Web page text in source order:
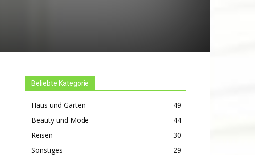
Beliebte Kategorie
Haus und Garten
49
Beauty und Mode
44
Reisen
30
Sonstiges
29